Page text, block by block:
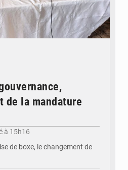
de la mandature
à 15h16
de boxe, le changement de